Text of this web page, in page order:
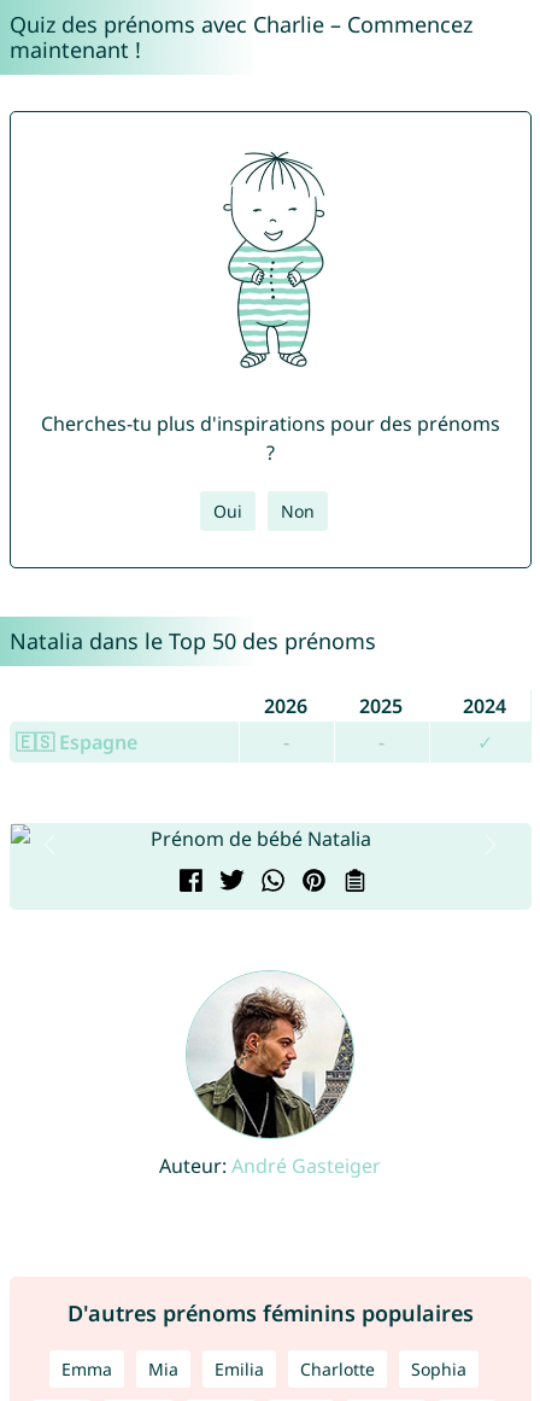
Quiz des prénoms avec Charlie – Commencez
maintenant !
Cherches-tu plus d'inspirations pour des prénoms
?
Oui Non
Natalia dans le Top 50 des prénoms
2026 2025
2024
🇪🇸 Espagne
- - ✓
Auteur: André Gasteiger
D'autres prénoms féminins populaires
Emma Mia Emilia Charlotte Sophia